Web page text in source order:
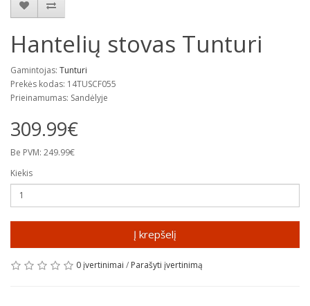
Hantelių stovas Tunturi
Gamintojas: Tunturi
Prekės kodas: 14TUSCF055
Prieinamumas: Sandėlyje
309.99€
Be PVM: 249.99€
Kiekis
Į krepšelį
0 įvertinimai / Parašyti įvertinimą